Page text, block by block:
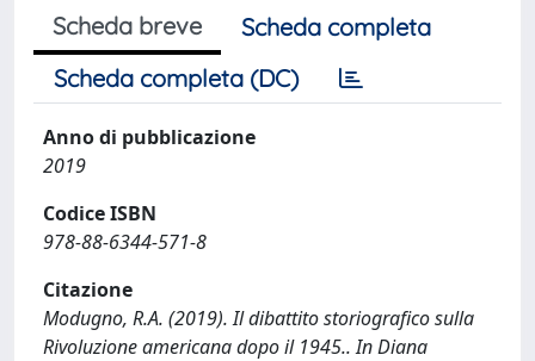
Scheda breve
Scheda completa
Scheda completa (DC)
Anno di pubblicazione
2019
Codice ISBN
978-88-6344-571-8
Citazione
Modugno, R.A. (2019). Il dibattito storiografico sulla
Rivoluzione americana dopo il 1945.. In Diana